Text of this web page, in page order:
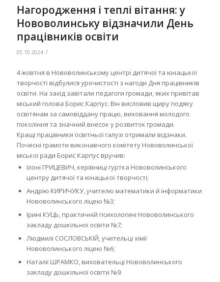
Нагородження і теплі вітання: у
Нововолинську відзначили День
працівників освіти
05.10.2024 /
4 жовтня в Нововолинському центрі дитячої та юнацької
творчості відбулися урочистості з нагоди Дня працівників
освіти. На захід завітали педагоги громади, яких привітав
міський голова Борис Карпус. Він висловив щиру подяку
освітянам за самовіддану працю, виховання молодого
покоління та значний внесок у розвиток громади.
Кращі працівники освітньої галузі отримали відзнаки.
Почесні грамоти виконавчого комітету Нововолинської
міської ради Борис Карпус вручив:
Ілоні ГРИЦЕВИЧ, керівниці гуртка Нововолинського
центру дитячої та юнацької творчості;
Андрію КИРИЧУКУ, учителю математики й інформатики
Нововолинського ліцею №3;
Ірині КУЦЬ, практичній психологині Нововолинського
закладу дошкільної освіти №7;
Людмилі СОСЛОВСЬКІЙ, учительці хімії
Нововолинського ліцею №6;
Наталії ШРАМКО, виховательці Нововолинського
закладу дошкільної освіти №9.